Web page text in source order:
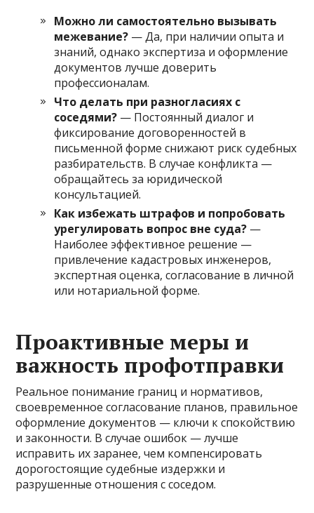
Можно ли самостоятельно вызывать
межевание? — Да, при наличии опыта и
знаний, однако экспертиза и оформление
документов лучше доверить
профессионалам.
Что делать при разногласиях с
соседями? — Постоянный диалог и
фиксирование договоренностей в
письменной форме снижают риск судебных
разбирательств. В случае конфликта —
обращайтесь за юридической
консультацией.
Как избежать штрафов и попробовать
урегулировать вопрос вне суда? —
Наиболее эффективное решение —
привлечение кадастровых инженеров,
экспертная оценка, согласование в личной
или нотариальной форме.
Проактивные меры и
важность профотправки
Реальное понимание границ и нормативов,
своевременное согласование планов, правильное
оформление документов — ключи к спокойствию
и законности. В случае ошибок — лучше
исправить их заранее, чем компенсировать
дорогостоящие судебные издержки и
разрушенные отношения с соседом.